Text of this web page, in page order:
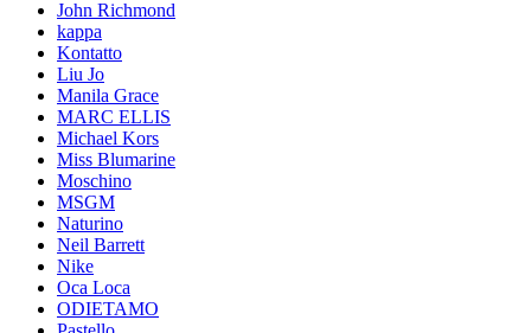
John Richmond
kappa
Kontatto
Liu Jo
Manila Grace
MARC ELLIS
Michael Kors
Miss Blumarine
Moschino
MSGM
Naturino
Neil Barrett
Nike
Oca Loca
ODIETAMO